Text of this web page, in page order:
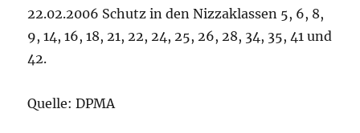
22.02.2006 Schutz in den Nizzaklassen 5, 6, 8,
9, 14, 16, 18, 21, 22, 24, 25, 26, 28, 34, 35, 41 und
42.
Quelle: DPMA